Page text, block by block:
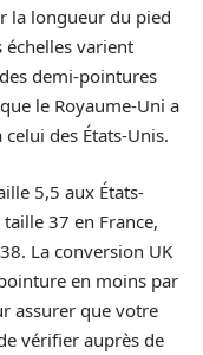
la longueur du pied
échelles varient
demi-pointures
le Royaume-Uni a
des États-Unis.
5,5 aux États-
37 en France,
La conversion UK
en moins par
assurer que votre
vérifier auprès de